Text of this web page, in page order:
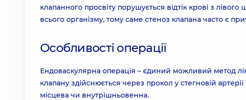
клапанного просвіту порушується відтік крові з
всього організму, тому саме стеноз клапана часто є
Особливості операції
Ендоваскулярна операція – єдиний можливий метод
клапану здійснюється через прокол у стегновій
місцева чи внутрішньовенна.